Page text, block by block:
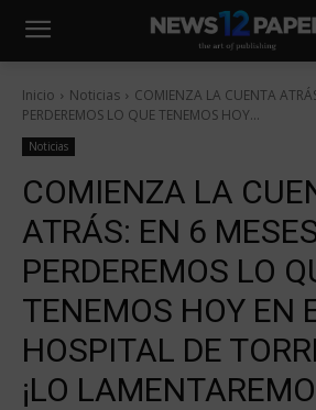
Inicio Noticias
COMIENZA LA CUENTA
PERDEREMOS LO QUE TENEMOS HOY...
Noticias
COMIENZA LA
ATRÁS: EN 6
PERDEREMOS LO
TENEMOS HOY EN
HOSPITAL DE
¡LO